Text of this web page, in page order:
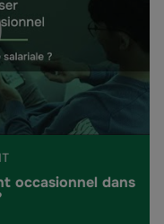
occasionnel dans